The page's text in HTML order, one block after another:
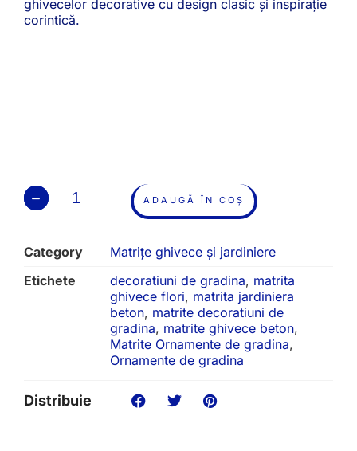
ghivecelor decorative cu design clasic și inspirație
corintică.
ADAUGĂ ÎN COȘ
Category
Matrițe ghivece și jardiniere
Etichete
decoratiuni de gradina, matrita
ghivece flori, matrita jardiniera
beton, matrite decoratiuni de
gradina, matrite ghivece beton,
Matrite Ornamente de gradina,
Ornamente de gradina
Distribuie